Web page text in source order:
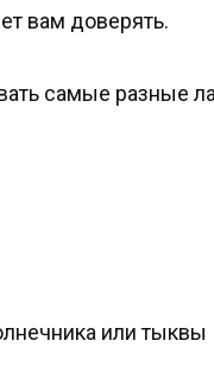
вам доверять.
самые разные
или тыквы